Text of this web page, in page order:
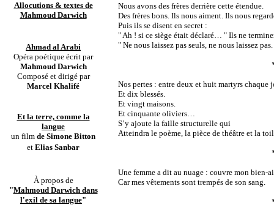
Allocutions & textes de
Mahmoud Darwich
Ahmad al Arabi
Opéra poétique écrit par
Mahmoud Darwich
Composé et dirigé par
Marcel Khalifé
Et la terre, comme la
langue
un film de Simone Bitton
et Elias Sanbar
À propos de
"Mahmoud Darwich dans
l'exil de sa langue"
Nous avons des frères derrière cette étendue.
Des frères bons. Ils nous aiment. Ils nous
Puis ils se disent en secret :
" Ah ! si ce siège était déclaré… " Ils ne
" Ne nous laissez pas seuls, ne nous laissez
Nos pertes : entre deux et huit martyrs chaque
Et dix blessés.
Et vingt maisons.
Et cinquante oliviers…
S’y ajoute la faille structurelle qui
Atteindra le poème, la pièce de théâtre et la
Une femme a dit au nuage : couvre mon bien-
Car mes vêtements sont trempés de son sang.